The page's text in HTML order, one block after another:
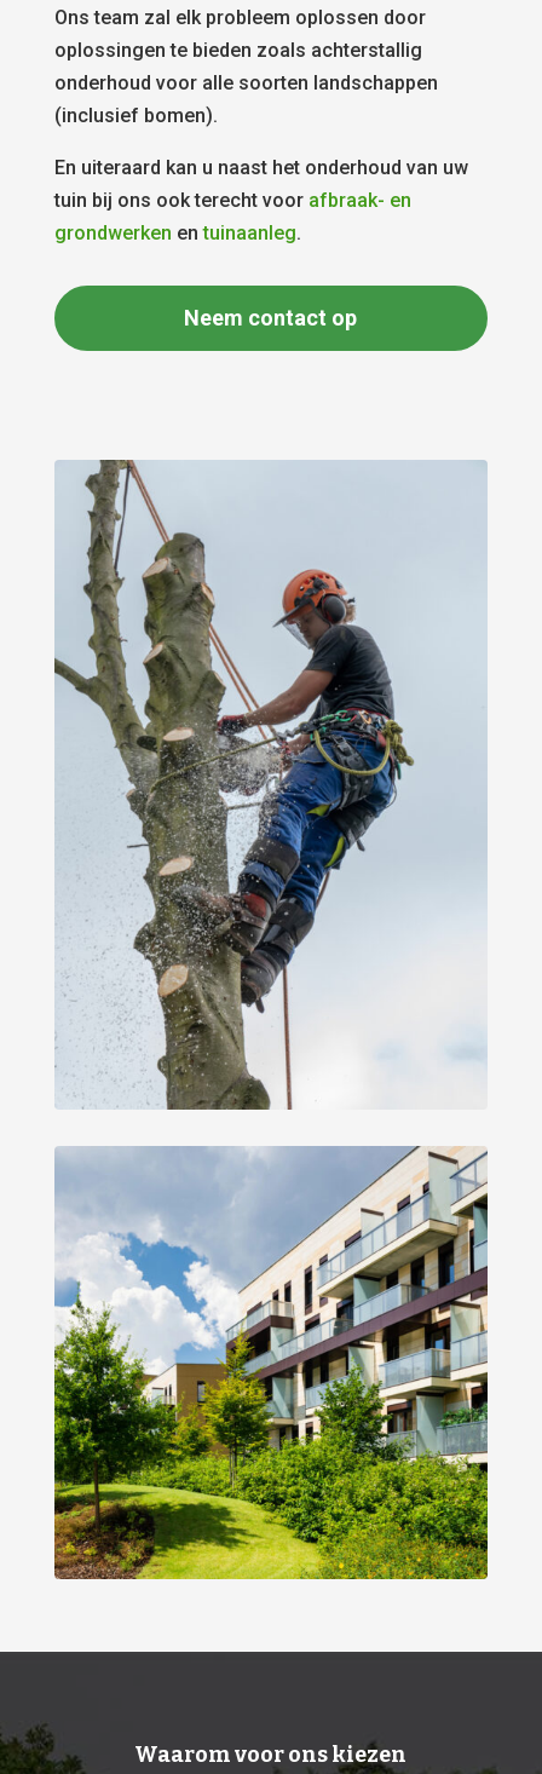
Ons team zal elk probleem oplossen door
oplossingen te bieden zoals achterstallig
onderhoud voor alle soorten landschappen
(inclusief bomen).
En uiteraard kan u naast het onderhoud van uw
tuin bij ons ook terecht voor afbraak- en
grondwerken entuinaanleg.
Neem contact op
Waarom voor ons kiezen